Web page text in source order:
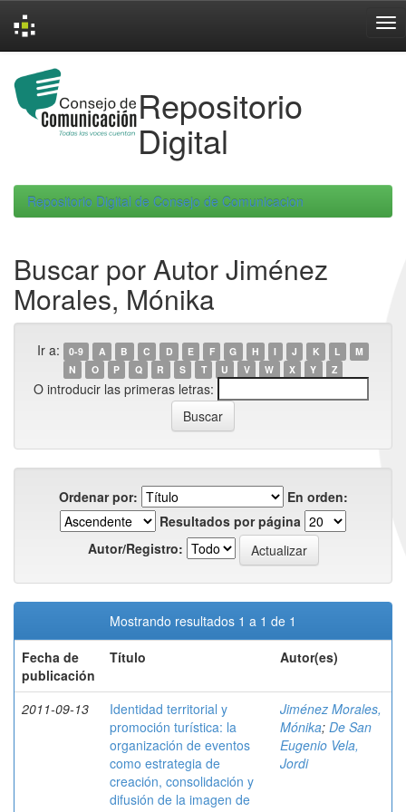
navigation
Repositorio
Digital
Repositorio Digital de Consejo de Comunicacion
Buscar por Autor Jiménez
Morales, Mónika
Ir a: 0-9 A B C D E F G H I J K L
M
N
O P Q R S T U V W X Y Z
O introducir las primeras letras:
Ordenar por:
En orden:
Resultados por página
Autor/Registro:
Mostrando resultados 1 a 1 de 1
Fecha de
publicación
Título Autor(es)
2011-09-13
Identidad territorial y
promoción turística: la
organización de eventos
como estrategia de
creación, consolidación y
difusión de la imagen de
Jiménez Morales,
Mónika; De San
Eugenio Vela,
Jordi